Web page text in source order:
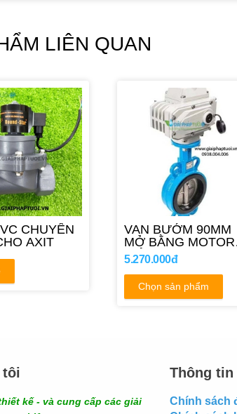
LIÊN QUAN
CHUYÊN
AXIT
VAN BƯỚM 90MM
MỞ BẰNG MOTOR
ĐIỆN 220V
5.270.000đ
Chọn sản phẩm
tôi
kế - và cung cấp các giải
Thông
Chính sách